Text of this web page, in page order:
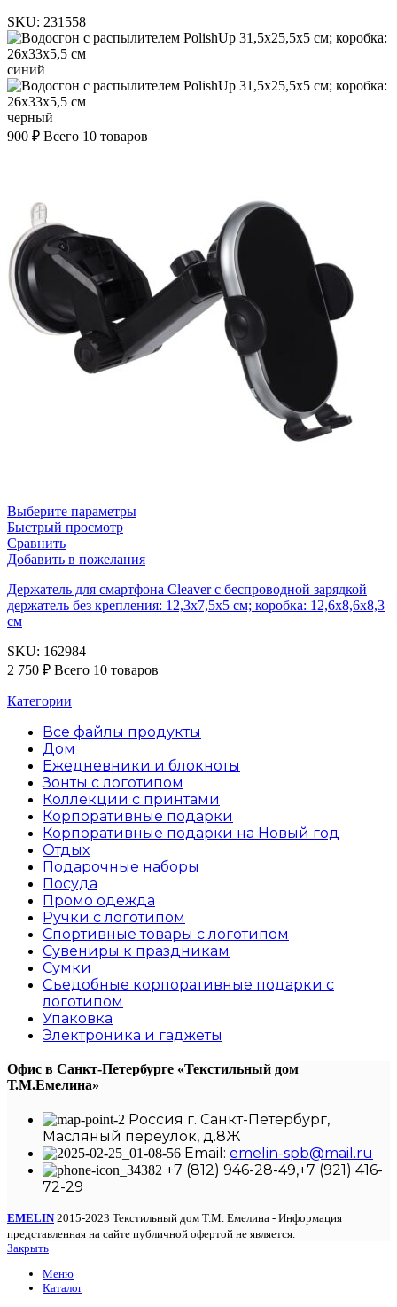
SKU: 231558
синий
черный
900 ₽ Всего 10 товаров
Выберите параметры
Быстрый просмотр
Сравнить
Добавить в пожелания
Держатель для смартфона Cleaver с беспроводной зарядкой
держатель без крепления: 12,3х7,5х5 см; коробка: 12,6х8,6х8,3
см
SKU: 162984
2 750 ₽ Всего 10 товаров
Категории
Все файлы продукты
Дом
Ежедневники и блокноты
Зонты с логотипом
Коллекции с принтами
Корпоративные подарки
Корпоративные подарки на Новый год
Отдых
Подарочные наборы
Посуда
Промо одежда
Ручки с логотипом
Спортивные товары с логотипом
Сувениры к праздникам
Сумки
Съедобные корпоративные подарки с
логотипом
Упаковка
Электроника и гаджеты
Офис в Санкт-Петербурге «Текстильный дом
Т.М.Емелина»
Россия г. Санкт-Петербург,
Масляный переулок, д.8Ж
Email: emelin-spb@mail.ru
+7 (812) 946-28-49,+7 (921) 416-
72-29
EMELIN 2015-2023 Текстильный дом Т.М. Емелина - Информация
представленная на сайте публичной офертой не является.
Закрыть
Меню
Каталог